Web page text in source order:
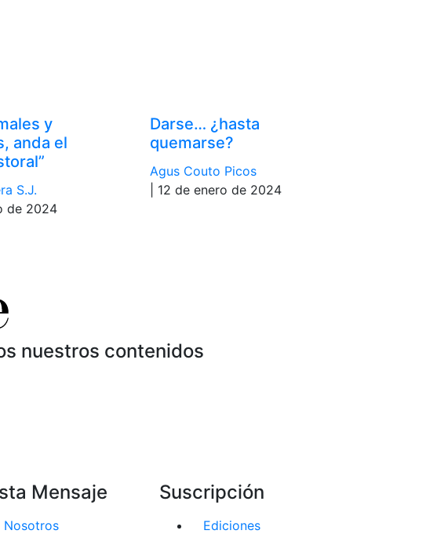
y
anda el
S.J.
de 2024
Darse… ¿hasta
quemarse?
Agus Couto Picos
| 12 de enero de 2024
nuestros contenidos
Mensaje
Nosotros
Suscripción
Ediciones